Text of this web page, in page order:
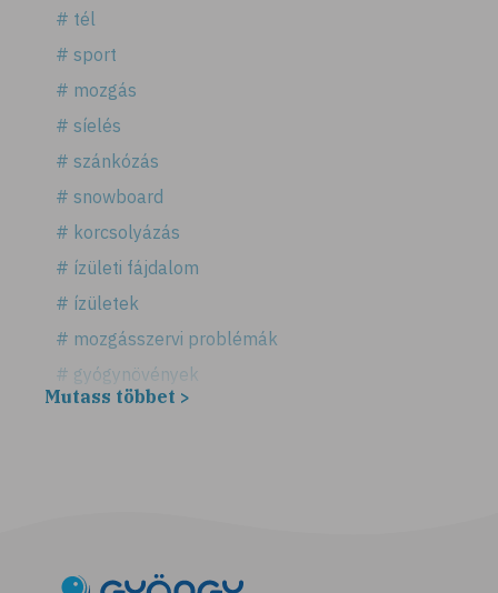
# tél
# sport
# mozgás
# síelés
# szánkózás
# snowboard
# korcsolyázás
# ízületi fájdalom
# ízületek
# mozgásszervi problémák
# gyógynövények
# hátfájás
# kardioedzés
Mutass többet >